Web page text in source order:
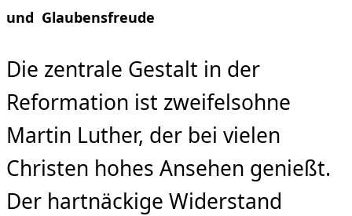
und Glaubensfreude
Die zentrale Gestalt in der
Reformation ist zweifelsohne
Martin Luther, der bei vielen
Christen hohes Ansehen genießt.
Der hartnäckige Widerstand